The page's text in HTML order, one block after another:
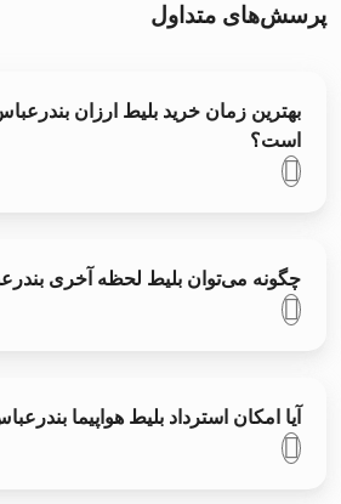
پرسش‌های متداول
بهترین زمان خرید بلیط ارزان
است؟
چگونه می‌توان بلیط لحظه آخری
آیا امکان استرداد بلیط هواپیما